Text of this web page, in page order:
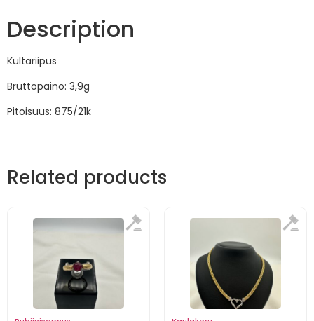
Description
Kultariipus
Bruttopaino: 3,9g
Pitoisuus: 875/21k
Related products